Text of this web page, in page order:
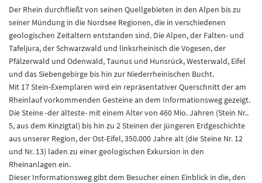
Der Rhein durchfließt von seinen Quellgebieten in den Alpen bis zu
seiner Mündung in die Nordsee Regionen, die in verschiedenen
geologischen Zeitaltern entstanden sind. Die Alpen, der Falten- und
Tafeljura, der Schwarzwald und linksrheinisch die Vogesen, der
Pfälzerwald und Odenwald, Taunus und Hunsrück, Westerwald, Eifel
und das Siebengebirge bis hin zur Niederrheinischen Bucht.
Mit 17 Stein-Exemplaren wird ein repräsentativer Querschnitt der am
Rheinlauf vorkommenden Gesteine an dem Informationsweg gezeigt.
Die Steine -der älteste- mit einem Alter von 460 Mio. Jahren (Stein Nr..
5, aus dem Kinzigtal) bis hin zu 2 Steinen der jüngeren Erdgeschichte
aus unserer Region, der Ost-Eifel, 350.000 Jahre alt (die Steine Nr. 12
und Nr. 13) laden zu einer geologischen Exkursion in den
Rheinanlagen ein.
Dieser Informationsweg gibt dem Besucher einen Einblick in die, den